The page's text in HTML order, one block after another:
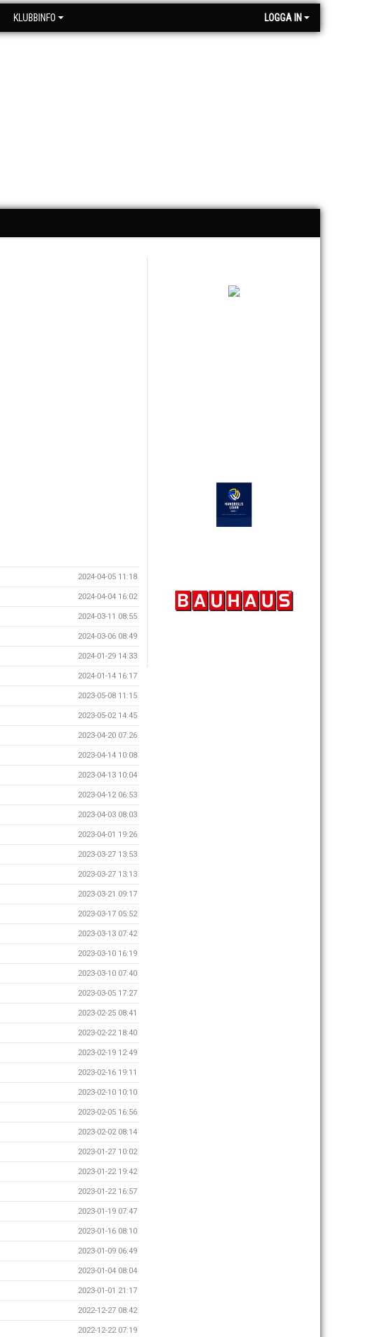
KLUBBINFO LOGGA IN
2024-04-05 11:18
2024-04-04 16:02
2024-03-11 08:55
2024-03-06 08:49
2024-01-29 14:33
2024-01-14 16:17
2023-05-08 11:15
2023-05-02 14:45
2023-04-20 07:26
2023-04-14 10:08
2023-04-13 10:04
2023-04-12 06:53
2023-04-03 08:03
2023-04-01 19:26
2023-03-27 13:53
2023-03-27 13:13
2023-03-21 09:17
2023-03-17 05:52
2023-03-13 07:42
2023-03-10 16:19
2023-03-10 07:40
2023-03-05 17:27
2023-02-25 08:41
2023-02-22 18:40
2023-02-19 12:49
2023-02-16 19:11
2023-02-10 10:10
2023-02-05 16:56
2023-02-02 08:14
2023-01-27 10:02
2023-01-22 19:42
2023-01-22 16:57
2023-01-19 07:47
2023-01-16 08:10
2023-01-09 06:49
2023-01-04 08:04
2023-01-01 21:17
2022-12-27 08:42
2022-12-22 07:19